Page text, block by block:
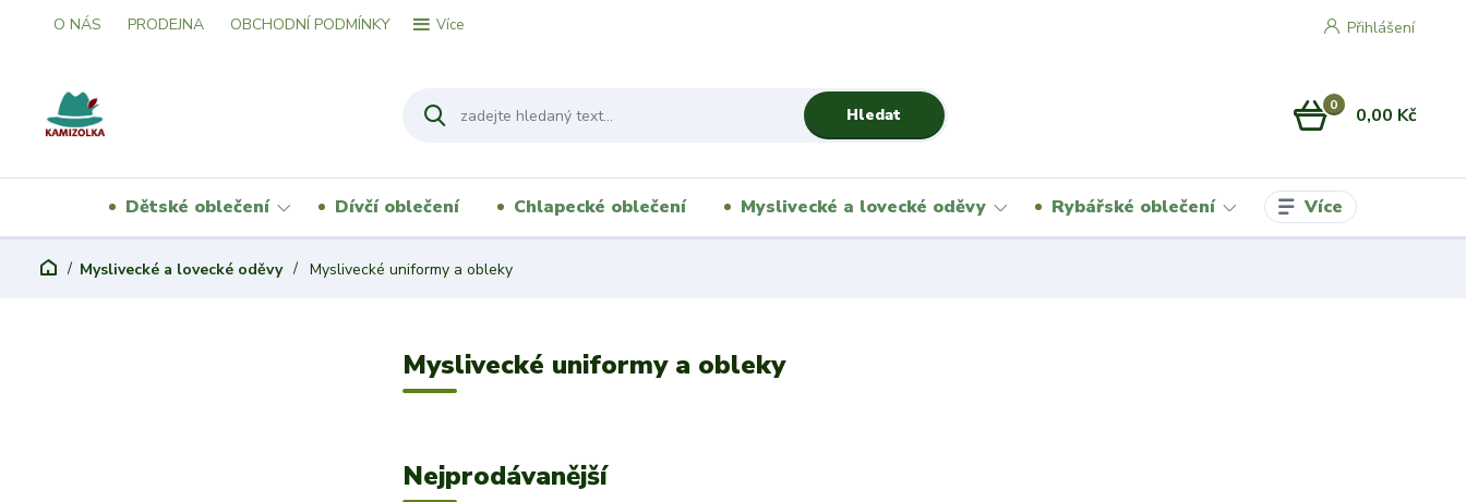
O NÁS PRODEJNA OBCHODNÍ PODMÍNKY Více Přihlášení
Hledat 0 0,00 Kč
Dětské oblečení Dívčí oblečení Chlapecké oblečení Myslivecké a lovecké oděvy Rybářské oblečení Více
Myslivecké a lovecké oděvy Myslivecké uniformy a obleky
Myslivecké uniformy a obleky
Nejprodávanější